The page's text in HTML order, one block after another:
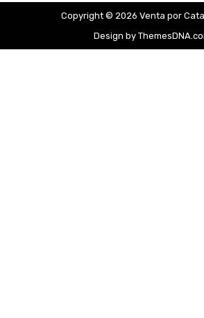
Copyright © 2026 Venta por
Design by